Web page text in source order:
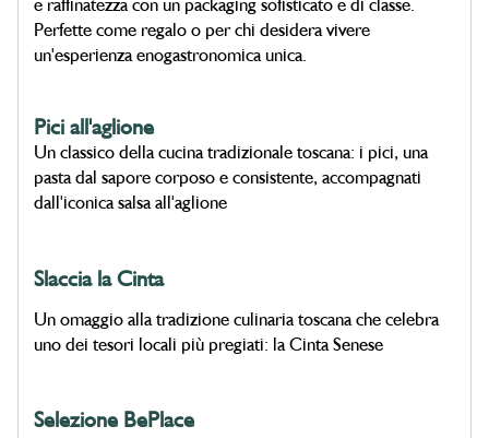
Perfette come regalo o per chi desidera vivere
un'esperienza enogastronomica unica.
Pici all'aglione
Un classico della cucina tradizionale toscana: i pici, una
pasta dal sapore corposo e consistente, accompagnati
dall'iconica salsa all'aglione
Slaccia la Cinta
Un omaggio alla tradizione culinaria toscana che celebra
uno dei tesori locali più pregiati: la Cinta Senese
Selezione BePlace